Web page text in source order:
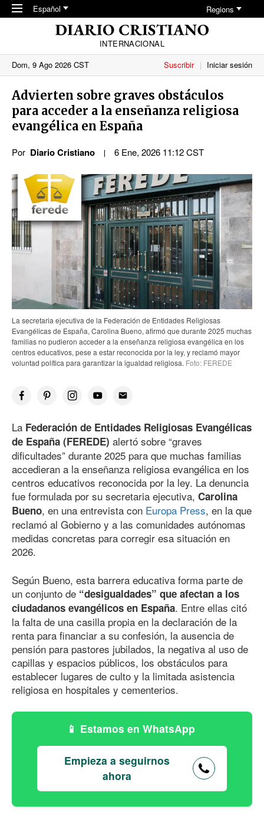
Skip to main content
Español Regions
INTERNACIONAL
Dom, 9 Ago 2026 CST
Suscribir Iniciar sesión
Advierten sobre graves obstáculos
para acceder a la enseñanza religiosa
evangélica en España
Por Diario Cristiano 6 Ene, 2026 11:12 CST
La secretaria ejecutiva de la Federación de Entidades Religiosas
Evangélicas de España, Carolina Bueno, afirmó que durante 2025 muchas
familias no pudieron acceder a la enseñanza religiosa evangélica en los
centros educativos, pese a estar reconocida por la ley, y reclamó mayor
voluntad política para garantizar la igualdad religiosa. Foto: FEREDE
La Federación de Entidades Religiosas Evangélicas
de España (FEREDE) alertó sobre “graves
dificultades” durante 2025 para que muchas familias
accedieran a la enseñanza religiosa evangélica en los
centros educativos reconocida por la ley. La denuncia
fue formulada por su secretaria ejecutiva, Carolina
Bueno, en una entrevista con Europa Press, en la que
reclamó al Gobierno y a las comunidades autónomas
medidas concretas para corregir esa situación en
2026.
Según Bueno, esta barrera educativa forma parte de
un conjunto de “desigualdades” que afectan a los
ciudadanos evangélicos en España. Entre ellas citó
la falta de una casilla propia en la declaración de la
renta para financiar a su confesión, la ausencia de
pensión para pastores jubilados, la negativa al uso de
capillas y espacios públicos, los obstáculos para
establecer lugares de culto y la limitada asistencia
religiosa en hospitales y cementerios.
Estamos en WhatsApp
Empieza a seguirnos
ahora